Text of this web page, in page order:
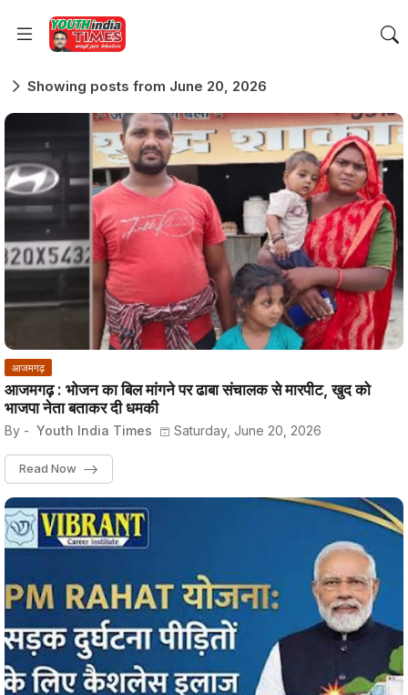
Showing posts from June 20, 2026
आजमगढ़
आजमगढ़ : भोजन का बिल मांगने पर ढाबा संचालक से मारपीट, खुद को
भाजपा नेता बताकर दी धमकी
By - Youth India Times Saturday, June 20, 2026
Read Now